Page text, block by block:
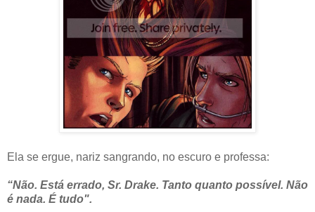
Ela se ergue, nariz sangrando, no escuro e professa:
“Não. Está errado, Sr. Drake. Tanto quanto possível. Não
é nada. É tudo".